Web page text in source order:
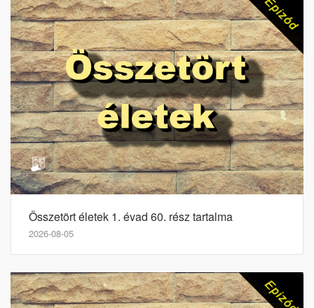
Összetört életek 1. évad 60. rész tartalma
2026-08-05